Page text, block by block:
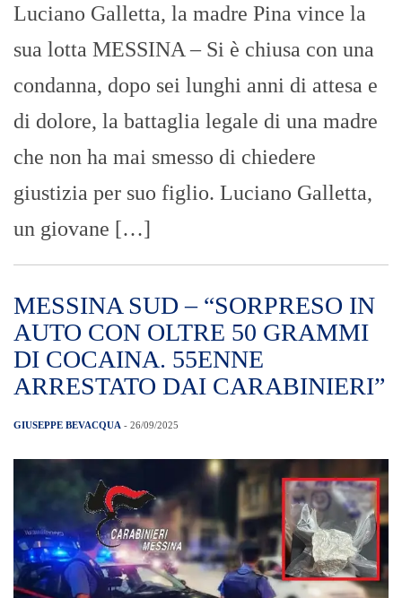
Luciano Galletta, la madre Pina vince la
sua lotta​ MESSINA – Si è chiusa con una
condanna, dopo sei lunghi anni di attesa e
di dolore, la battaglia legale di una madre
che non ha mai smesso di chiedere
giustizia per suo figlio. Luciano Galletta,
un giovane […]
MESSINA SUD – “SORPRESO IN
AUTO CON OLTRE 50 GRAMMI
DI COCAINA. 55ENNE
ARRESTATO DAI CARABINIERI”
GIUSEPPE BEVACQUA - 26/09/2025